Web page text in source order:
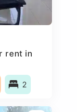
rent in
2